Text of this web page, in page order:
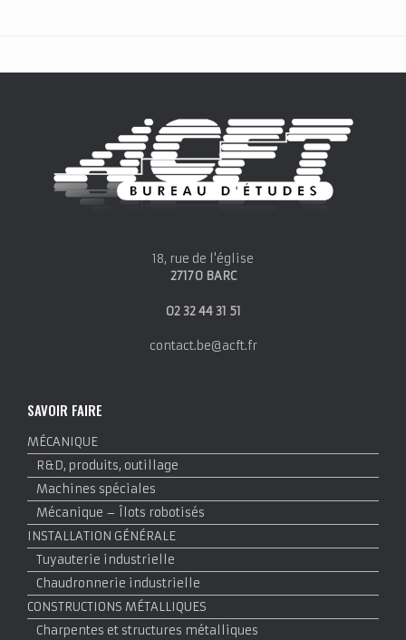
18, rue de l'église
27170 BARC
02 32 44 31 51
contact.be@acft.fr
SAVOIR FAIRE
MÉCANIQUE
R&D, produits, outillage
Machines spéciales
Mécanique – Îlots robotisés
INSTALLATION GÉNÉRALE
Tuyauterie industrielle
Chaudronnerie industrielle
CONSTRUCTIONS MÉTALLIQUES
Charpentes et structures métalliques